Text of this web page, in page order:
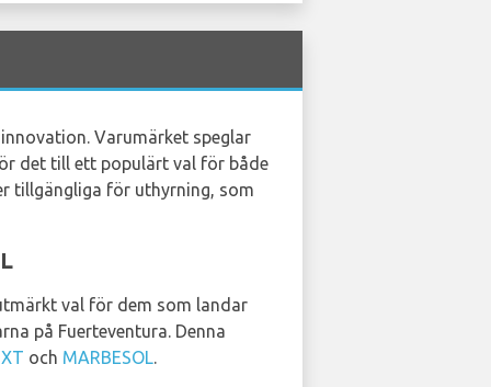
Varumärket speglar
det till ett populärt val för både
tillgängliga för uthyrning, som
val för dem som landar
på Fuerteventura. Denna
och MARBESOL.